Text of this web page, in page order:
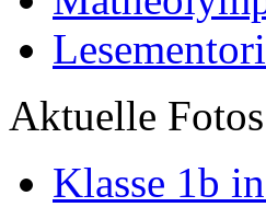
Aktuelle
Klasse 1b